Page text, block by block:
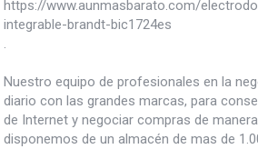
https://www.aunmasbarato.com/
integrable-brandt-bic1724es
.
Nuestro equipo de profesionales en la
diario con las grandes marcas, para
de Internet y negociar compras de
disponemos de un almacén de mas de